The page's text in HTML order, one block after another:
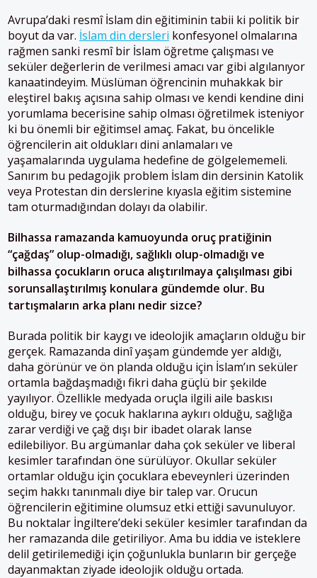
Avrupa’daki resmî İslam din eğitiminin tabii ki politik bir
boyut da var. İslam din dersleri konfesyonel olmalarına
rağmen sanki resmî bir İslam öğretme çalışması ve
seküler değerlerin de verilmesi amacı var gibi algılanıyor
kanaatindeyim. Müslüman öğrencinin muhakkak bir
eleştirel bakış açısına sahip olması ve kendi kendine dini
yorumlama becerisine sahip olması öğretilmek isteniyor
ki bu önemli bir eğitimsel amaç. Fakat, bu öncelikle
öğrencilerin ait oldukları dini anlamaları ve
yaşamalarında uygulama hedefine de gölgelememeli.
Sanırım bu pedagojik problem İslam din dersinin Katolik
veya Protestan din derslerine kıyasla eğitim sistemine
tam oturmadığından dolayı da olabilir.
Bilhassa ramazanda kamuoyunda oruç pratiğinin
“çağdaş” olup-olmadığı, sağlıklı olup-olmadığı ve
bilhassa çocukların oruca alıştırılmaya çalışılması gibi
sorunsallaştırılmış konulara gündemde olur. Bu
tartışmaların arka planı nedir sizce?
Burada politik bir kaygı ve ideolojik amaçların olduğu bir
gerçek. Ramazanda dinî yaşam gündemde yer aldığı,
daha görünür ve ön planda olduğu için İslam’ın seküler
ortamla bağdaşmadığı fikri daha güçlü bir şekilde
yayılıyor. Özellikle medyada oruçla ilgili aile baskısı
olduğu, birey ve çocuk haklarına aykırı olduğu, sağlığa
zarar verdiği ve çağ dışı bir ibadet olarak lanse
edilebiliyor. Bu argümanlar daha çok seküler ve liberal
kesimler tarafından öne sürülüyor. Okullar seküler
ortamlar olduğu için çocuklara ebeveynleri üzerinden
seçim hakkı tanınmalı diye bir talep var. Orucun
öğrencilerin eğitimine olumsuz etki ettiği savunuluyor.
Bu noktalar İngiltere’deki seküler kesimler tarafından da
her ramazanda dile getiriliyor. Ama bu iddia ve isteklere
delil getirilemediği için çoğunlukla bunların bir gerçeğe
dayanmaktan ziyade ideolojik olduğu ortada.